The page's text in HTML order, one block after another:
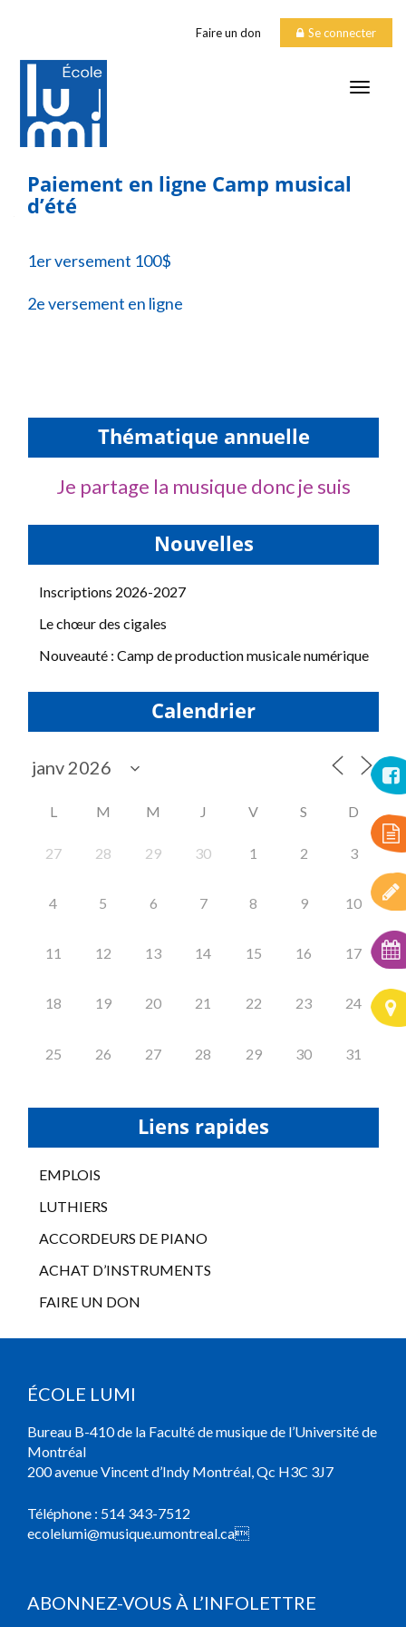
Faire un don Se connecter
Paiement en ligne Camp musical
d’été
1er versement 100$
2e versement en ligne
Thématique annuelle
Je partage la musique donc je suis
Nouvelles
Inscriptions 2026-2027
Le chœur des cigales
Nouveauté : Camp de production musicale numérique
Calendrier
L M M J V S D
27 28 29 30 1 2 3
4 5 6 7 8 9 10
11 12 13 14 15 16 17
18 19 20 21 22 23 24
25 26 27 28 29 30 31
Liens rapides
EMPLOIS
LUTHIERS
ACCORDEURS DE PIANO
ACHAT D’INSTRUMENTS
FAIRE UN DON
ÉCOLE LUMI
Bureau B-410 de la Faculté de musique de l’Université de
Montréal
200 avenue Vincent d’Indy Montréal, Qc H3C 3J7
Téléphone : 514 343-7512
ecolelumi@musique.umontreal.ca
ABONNEZ-VOUS À L’INFOLETTRE